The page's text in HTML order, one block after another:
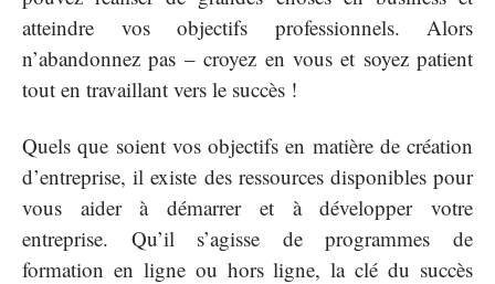
atteindre vos objectifs professionnels. Alors
n’abandonnez pas – croyez en vous et soyez patient
tout en travaillant vers le succès !
Quels que soient vos objectifs en matière de création
d’entreprise, il existe des ressources disponibles pour
vous aider à démarrer et à développer votre
entreprise. Qu’il s’agisse de programmes de
formation en ligne ou hors ligne, la clé du succès